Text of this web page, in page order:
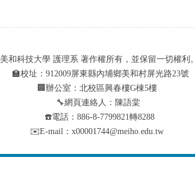
美和科技大學 護理系 著作權所有，並保留一切權利。
🏫校址：912009屏東縣內埔鄉美和村屏光路23號
🏢辦公室：北校區興春樓G棟5樓
🔧網頁連絡人：陳語棠
☎️電話：886-8-7799821轉8288
✉️E-mail：x00001744@meiho.edu.tw